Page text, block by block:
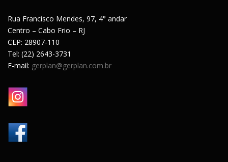
Rua Francisco Mendes, 97, 4° andar
Centro – Cabo Frio – RJ
CEP: 28907-110
Tel: (22) 2643-3731
E-mail: gerplan@gerplan.com.br